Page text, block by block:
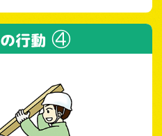
の行動 ④